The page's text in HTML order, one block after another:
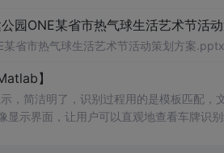
。
园ONE某省市热气球生活艺术节活
省市热气球生活艺术节活动策划方案.pptx
】
，简洁明了，识别过程用的是模板匹配
示界面，让用户可以直观地查看车牌识